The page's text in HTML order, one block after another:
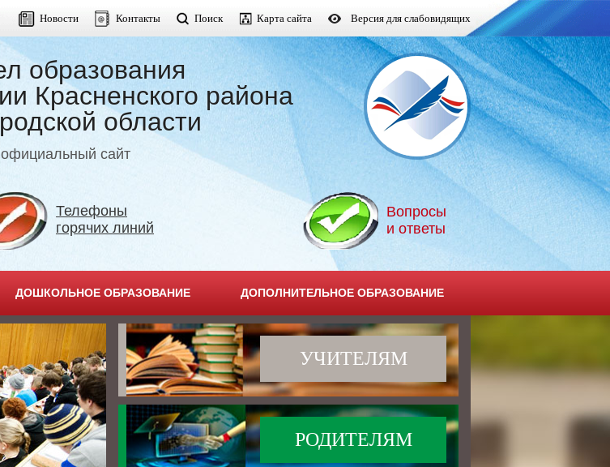
Новости Контакты Поиск Карта сайта Версия для слабовидящих
образования
Красненского района
области
официальный сайт
Телефоны
горячих линий
Вопросы
и ответы
ДОШКОЛЬНОЕ ОБРАЗОВАНИЕ ДОПОЛНИТЕЛЬНОЕ ОБРАЗОВАНИЕ
УЧИТЕЛЯМ
РОДИТЕЛЯМ